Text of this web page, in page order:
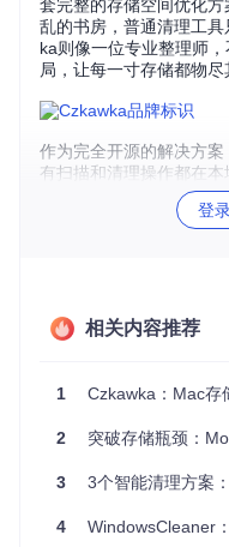
套完整的存储空间优化
乱的书房，普通清理工
ka则像一位专业整理师
局，让每一寸存储都物尽
作为完全开源的解决方
有扫描和清理操作都在
味着你获得的是速度与
0%的扫描速度，同时保
重复文件猎手：数字世界
通过深度内容分析而非
相同的文件也无所遁形。
技术原理：通过分块读
升99.9%。
登
相关内容推荐
1 Czkawka：Mac存
2 突破存储瓶颈：Mole深度
3 3个智能清理方案：让
4 WindowsCleaner：